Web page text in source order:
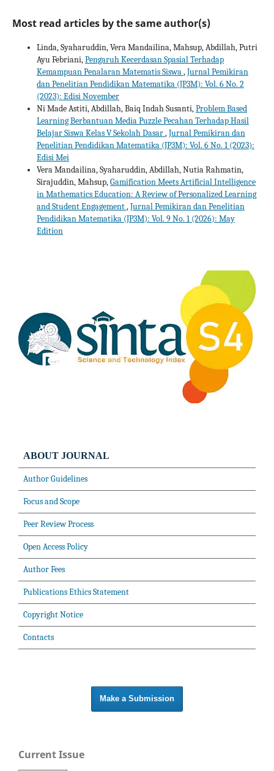
Most read articles by the same author(s)
Linda, Syaharuddin, Vera Mandailina, Mahsup, Abdillah, Putri
Ayu Febriani,Pengaruh Kecerdasan Spasial Terhadap
Kemampuan Penalaran Matematis Siswa,Jurnal Pemikiran
dan Penelitian Pendidikan Matematika (JP3M): Vol. 6 No. 2
(2023): Edisi November
Ni Made Astiti, Abdillah, Baiq Indah Susanti,Problem Based
Learning Berbantuan Media Puzzle Pecahan Terhadap Hasil
Belajar Siswa Kelas V Sekolah Dasar,Jurnal Pemikiran dan
Penelitian Pendidikan Matematika (JP3M): Vol. 6 No. 1 (2023):
Edisi Mei
Vera Mandailina, Syaharuddin, Abdillah, Nutia Rahmatin,
Sirajuddin, Mahsup,Gamification Meets Artificial Intelligence
in Mathematics Education: A Review of Personalized Learning
and Student Engagement,Jurnal Pemikiran dan Penelitian
Pendidikan Matematika (JP3M): Vol. 9 No. 1 (2026): May
Edition
ABOUT JOURNAL
Author Guidelines
Focus and Scope
Peer Review Process
Open Access Policy
Author Fees
Publications Ethics Statement
Copyright Notice
Contacts
Make a Submission
Current Issue